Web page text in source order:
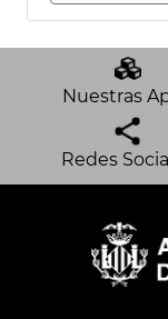
Nuestras
Redes